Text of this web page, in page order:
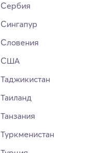
Сербия
Сингапур
Словения
США
Таджикистан
Таиланд
Танзания
Туркменистан